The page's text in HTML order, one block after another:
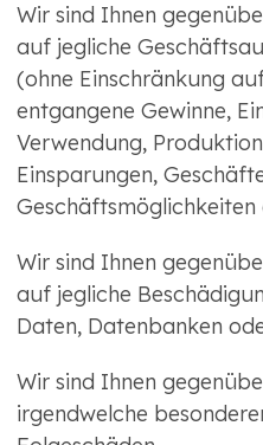
Wir sind Ihnen
auf jegliche
(ohne Einschränkung
entgangene Gewinne,
Verwendung,
Einsparungen,
Wir sind Ihnen
auf jegliche
Daten, Datenbanken
Wir sind Ihnen
irgendwelche